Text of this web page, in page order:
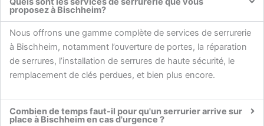
proposez à Bischheim?
Nous offrons une gamme complète de services de serrurerie
à Bischheim, notamment l’ouverture de portes, la réparation
de serrures, l’installation de serrures de haute sécurité, le
remplacement de clés perdues, et bien plus encore.
Combien de temps faut-il pour qu'un serrurier arrive sur
place à Bischheim en cas d'urgence ?